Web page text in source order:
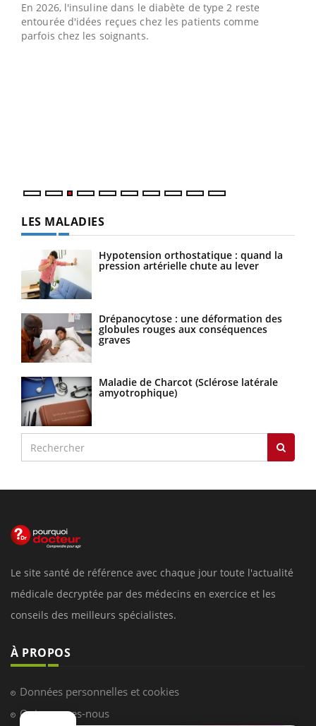
En 2026, l'insuline dans le diabète de type 2 reste
entourée d'idées reçues chez les patients comme
parfois chez les soignants.
LES MALADIES
Hypotension orthostatique : quand la
pression artérielle chute au lever
Drépanocytose : une déformation des
globules rouges aux conséquences
graves
Maladie de Charcot (Sclérose latérale
amyotrophique)
Le site santé de référence avec chaque jour toute l'actualité
médicale decryptée par des médecins en exercice et les
conseils des meilleurs spécialistes.
À PROPOS
Données personnelles et cookies
Qui sommes-nous